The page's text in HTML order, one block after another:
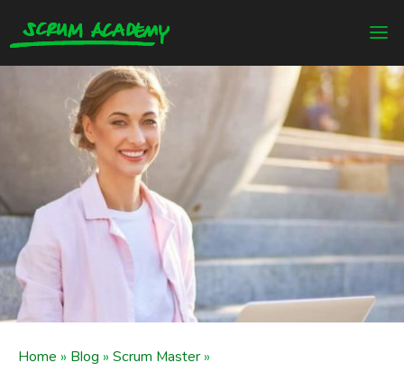
Home » Blog » Scrum Master»